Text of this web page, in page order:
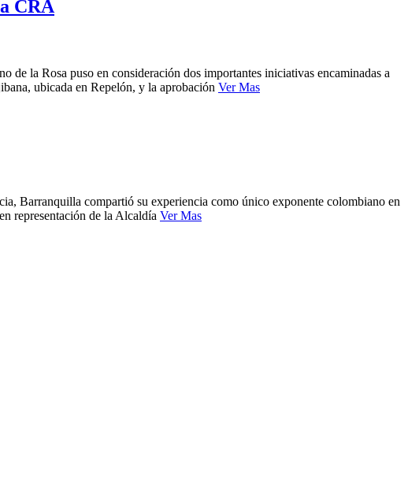
CRA
la Rosa puso en consideración dos importantes iniciativas encaminadas a
ubicada en Repelón, y la aprobación Ver Mas
Barranquilla compartió su experiencia como único exponente colombiano en
representación de la Alcaldía Ver Mas